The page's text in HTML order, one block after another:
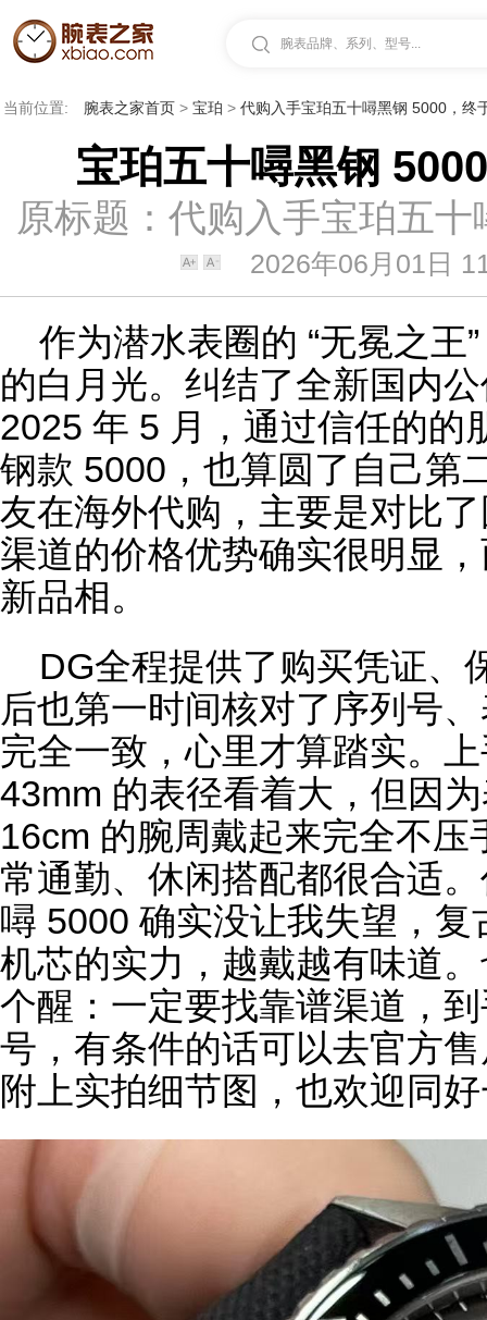
腕表品牌、系列、型号...
当前位置: 腕表之家首页 > 宝珀 > 代购入手宝珀五十噚黑钢 5000，终
宝珀五十噚黑钢
原标题：代购入手宝珀五
2026年06月01日
作为潜水表圈的 “无冕之王
的白月光。纠结了全新国内
2025 年 5 月，通过信任的的
钢款 5000，也算圆了自己第
友在海外代购，主要是对比
渠道的价格优势确实很明显
新品相。
DG全程提供了购买凭证、
后也第一时间核对了序列号
完全一致，心里才算踏实。
43mm 的表径看着大，但因
16cm 的腕周戴起来完全不
常通勤、休闲搭配都很合适
噚 5000 确实没让我失望，
机芯的实力，越戴越有味道
个醒：一定要找靠谱渠道，
号，有条件的话可以去官方
附上实拍细节图，也欢迎同